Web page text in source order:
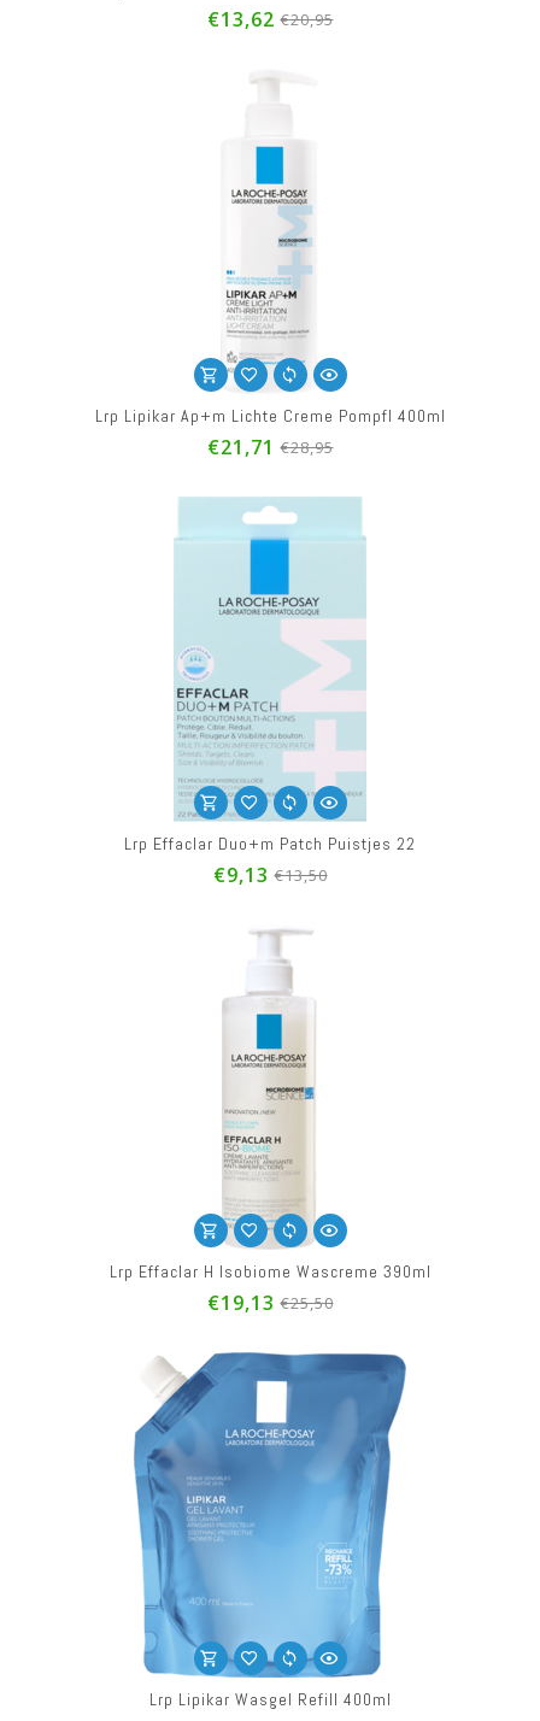
€13,62 €20,95
Lrp Lipikar Ap+m Lichte Creme Pompfl 400ml
€21,71 €28,95
Lrp Effaclar Duo+m Patch Puistjes 22
€9,13 €13,50
Lrp Effaclar H Isobiome Wascreme 390ml
€19,13 €25,50
Lrp Lipikar Wasgel Refill 400ml